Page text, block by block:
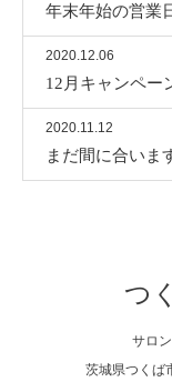
年末年始の営業
2020.12.06
12月キャンペー
2020.11.12
まだ間に合いま
つ
サロ
茨城県つくば